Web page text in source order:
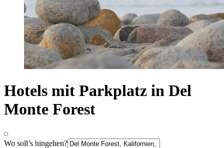
Hotels mit Parkplatz in Del
Monte Forest
Wo soll’s hingehen?